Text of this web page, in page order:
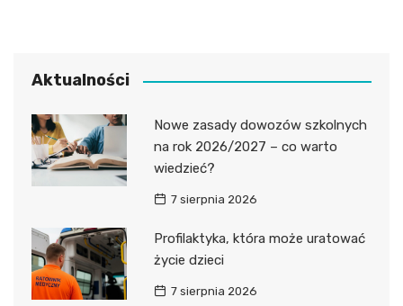
Aktualności
Nowe zasady dowozów szkolnych
na rok 2026/2027 – co warto
wiedzieć?
7 sierpnia 2026
Profilaktyka, która może uratować
życie dzieci
7 sierpnia 2026